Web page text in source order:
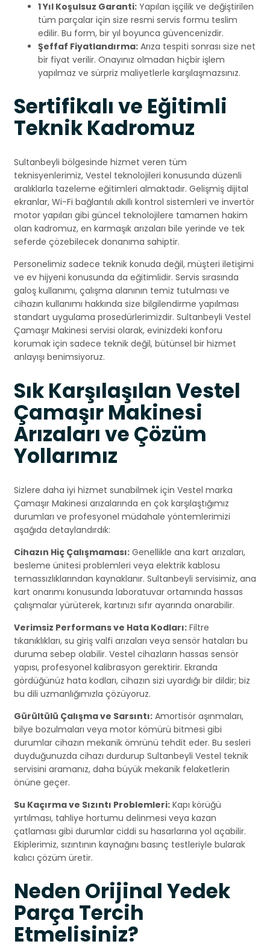
1 Yıl Koşulsuz Garanti: Yapılan işçilik ve değiştirilen
tüm parçalar için size resmi servis formu teslim
edilir. Bu form, bir yıl boyunca güvencenizdir.
Şeffaf Fiyatlandırma: Arıza tespiti sonrası size net
bir fiyat verilir. Onayınız olmadan hiçbir işlem
yapılmaz ve sürpriz maliyetlerle karşılaşmazsınız.
Sertifikalı ve Eğitimli
Teknik Kadromuz
Sultanbeyli bölgesinde hizmet veren tüm
teknisyenlerimiz, Vestel teknolojileri konusunda düzenli
aralıklarla tazeleme eğitimleri almaktadır. Gelişmiş dijital
ekranlar, Wi-Fi bağlantılı akıllı kontrol sistemleri ve invertör
motor yapıları gibi güncel teknolojilere tamamen hakim
olan kadromuz, en karmaşık arızaları bile yerinde ve tek
seferde çözebilecek donanıma sahiptir.
Personelimiz sadece teknik konuda değil, müşteri iletişimi
ve ev hijyeni konusunda da eğitimlidir. Servis sırasında
galoş kullanımı, çalışma alanının temiz tutulması ve
cihazın kullanımı hakkında size bilgilendirme yapılması
standart uygulama prosedürlerimizdir. Sultanbeyli Vestel
Çamaşır Makinesi servisi olarak, evinizdeki konforu
korumak için sadece teknik değil, bütünsel bir hizmet
anlayışı benimsiyoruz.
Sık Karşılaşılan Vestel
Çamaşır Makinesi
Arızaları ve Çözüm
Yollarımız
Sizlere daha iyi hizmet sunabilmek için Vestel marka
Çamaşır Makinesi arızalarında en çok karşılaştığımız
durumları ve profesyonel müdahale yöntemlerimizi
aşağıda detaylandırdık:
Cihazın Hiç Çalışmaması: Genellikle ana kart arızaları,
besleme ünitesi problemleri veya elektrik kablosu
temassızlıklarından kaynaklanır. Sultanbeyli servisimiz, ana
kart onarımı konusunda laboratuvar ortamında hassas
çalışmalar yürüterek, kartınızı sıfır ayarında onarabilir.
Verimsiz Performans ve Hata Kodları: Filtre
tıkanıklıkları, su giriş valfi arızaları veya sensör hataları bu
duruma sebep olabilir. Vestel cihazların hassas sensör
yapısı, profesyonel kalibrasyon gerektirir. Ekranda
gördüğünüz hata kodları, cihazın sizi uyardığı bir dildir; biz
bu dili uzmanlığımızla çözüyoruz.
Gürültülü Çalışma ve Sarsıntı: Amortisör aşınmaları,
bilye bozulmaları veya motor kömürü bitmesi gibi
durumlar cihazın mekanik ömrünü tehdit eder. Bu sesleri
duyduğunuzda cihazı durdurup Sultanbeyli Vestel teknik
servisini aramanız, daha büyük mekanik felaketlerin
önüne geçer.
Su Kaçırma ve Sızıntı Problemleri: Kapı körüğü
yırtılması, tahliye hortumu delinmesi veya kazan
çatlaması gibi durumlar ciddi su hasarlarına yol açabilir.
Ekiplerimiz, sızıntının kaynağını basınç testleriyle bularak
kalıcı çözüm üretir.
Neden Orijinal Yedek
Parça Tercih
Etmelisiniz?